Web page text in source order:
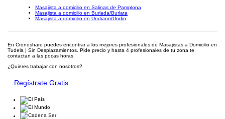
Masajista a domicilio en Salinas de Pamplona
Masajista a domicilio en Burlada/Burlata
Masajista a domicilio en Undiano/Undio
En Cronoshare puedes encontrar a los mejores profesionales de Masajistas a Domicilio en
Tudela | Sin Desplazamientos. Pide precio y hasta 4 profesionales de tu zona te
contactan a las pocas horas.
¿Quieres trabajar con nosotros?
Regístrate Gratis